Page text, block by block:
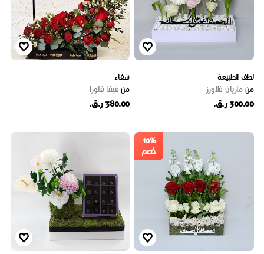
لطف الطبيعة
من ماریان فلاورز
300.00 ر.ق.
شفاء
منفيفا فلورا
380.00 ر.ق.
10%
خصم